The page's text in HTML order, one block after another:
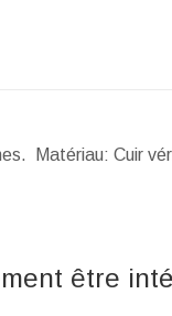
Matériau: Cuir
être